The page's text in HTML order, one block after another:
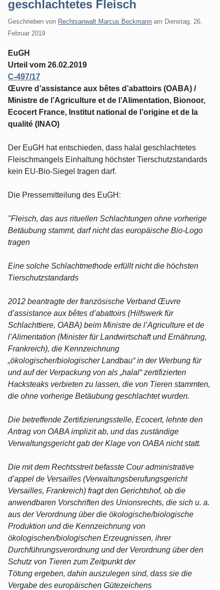
geschlachtetes Fleisch
Geschrieben von Rechtsanwalt Marcus Beckmann am Dienstag, 26.
Februar 2019
EuGH
Urteil vom 26.02.2019
C-497/17
Œuvre d’assistance aux bêtes d’abattoirs (OABA) /
Ministre de l’Agriculture et de l’Alimentation, Bionoor,
Ecocert France, Institut national de l’origine et de la
qualité (INAO)
Der EuGH hat entschieden, dass halal geschlachtetes
Fleischmangels Einhaltung höchster Tierschutzstandards
kein EU-Bio-Siegel tragen darf.
Die Pressemitteilung des EuGH:
"Fleisch, das aus rituellen Schlachtungen ohne vorherige
Betäubung stammt, darf nicht das europäische Bio-Logo
tragen
Eine solche Schlachtmethode erfüllt nicht die höchsten
Tierschutzstandards
2012 beantragte der französische Verband Œuvre
d’assistance aux bêtes d’abattoirs (Hilfswerk für
Schlachttiere, OABA) beim Ministre de l’Agriculture et de
l’Alimentation (Minister für Landwirtschaft und Ernährung,
Frankreich), die Kennzeichnung
„ökologischer/biologischer Landbau“ in der Werbung für
und auf der Verpackung von als „halal“ zertifizierten
Hacksteaks verbieten zu lassen, die von Tieren stammten,
die ohne vorherige Betäubung geschlachtet wurden.
Die betreffende Zertifizierungsstelle, Ecocert, lehnte den
Antrag von OABA implizit ab, und das zuständige
Verwaltungsgericht gab der Klage von OABA nicht statt.
Die mit dem Rechtsstreit befasste Cour administrative
d’appel de Versailles (Verwaltungsberufungsgericht
Versailles, Frankreich) fragt den Gerichtshof, ob die
anwendbaren Vorschriften des Unionsrechts, die sich u. a.
aus der Verordnung über die ökologische/biologische
Produktion und die Kennzeichnung von
ökologischen/biologischen Erzeugnissen, ihrer
Durchführungsverordnung und der Verordnung über den
Schutz von Tieren zum Zeitpunkt der
Tötung ergeben, dahin auszulegen sind, dass sie die
Vergabe des europäischen Gütezeichens